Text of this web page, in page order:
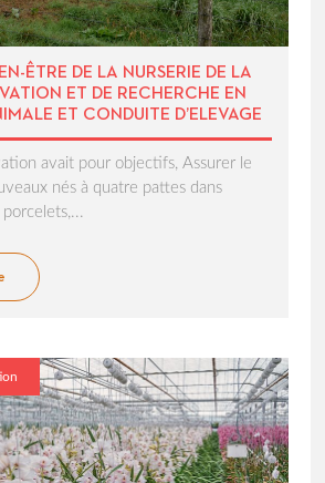
ÊTRE DE LA NURSERIE DE LA
ET DE RECHERCHE EN
ET CONDUITE D’ELEVAGE
avait pour objectifs, Assurer le
nés à quatre pattes dans
porcelets,...